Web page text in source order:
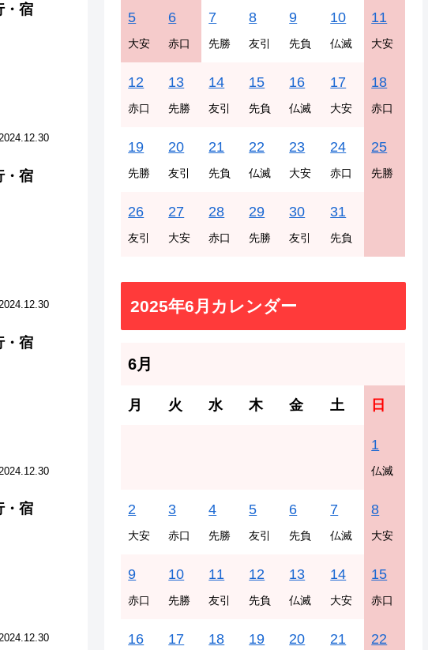
・宿
・宿
・宿
・宿
5
大安
6
赤口
7
先勝
8
友引
9
先負
10
仏滅
11
大安
12
赤口
13
先勝
14
友引
15
先負
16
仏滅
17
大安
18
赤口
19
先勝
20
友引
21
先負
22
仏滅
23
大安
24
赤口
25
先勝
26
友引
27
大安
28
赤口
29
先勝
30
友引
31
先負
2025年6月カレンダー
6月
月 火 水 木 金 土 日
1
仏滅
2
大安
3
赤口
4
先勝
5
友引
6
先負
7
仏滅
8
大安
9
赤口
10
先勝
11
友引
12
先負
13
仏滅
14
大安
15
赤口
16 17 18 19 20 21 22